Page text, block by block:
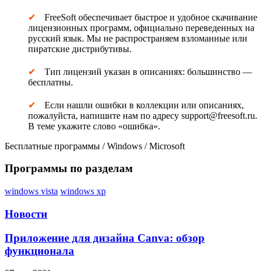
FreeSoft обеспечивает быстрое и удобное скачивание
лицензионных программ, официально переведенных на
русский язык. Мы не распространяем взломанные или
пиратские дистрибутивы.
Тип лицензий указан в описаниях: большинство —
бесплатны.
Если нашли ошибки в коллекции или описаниях,
пожалуйста, напишите нам по адресу support@freesoft.ru.
В теме укажите слово «ошибка».
Бесплатные программы / Windows / Microsoft
Программы по разделам
windows vista windows xp
Новости
Приложение для дизайна Canva: обзор
функционала